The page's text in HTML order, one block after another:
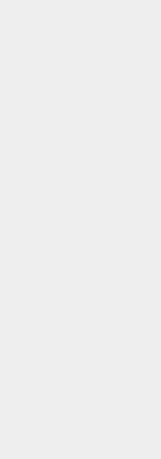
en nuestros sistemas. Por ejemplo, estas
activa tu sesión mientras navegas o
técnico que pueda afectar la
para bloquear o ser notificado de la
Estas cookies no almacenan ninguna
con el fin de medir y mejorar el rendimiento
visitadas y a evaluar cómo los visitantes
tu visita a nuestro sitio.
Pueden ser establecidas por nosotros o
estas cookies algunos de nuestros servicios